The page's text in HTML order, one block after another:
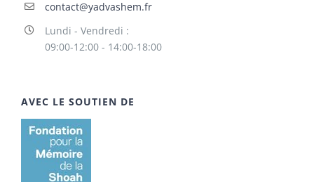
contact@yadvashem.fr
Lundi - Vendredi :
09:00-12:00 - 14:00-18:00
AVEC LE SOUTIEN DE